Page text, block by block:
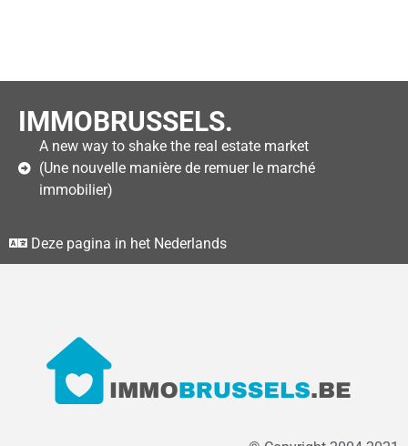
IMMOBRUSSELS.
A new way to shake the real estate market
(Une nouvelle manière de remuer le marché
immobilier)
Deze pagina in het Nederlands